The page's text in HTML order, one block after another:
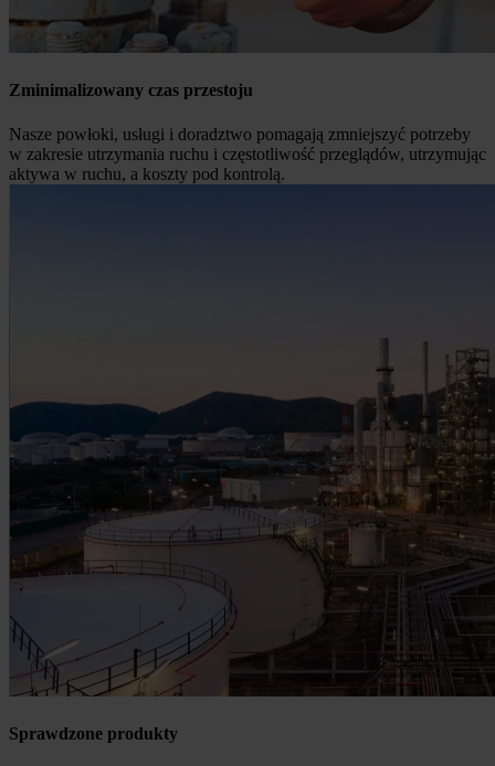
Zminimalizowany czas przestoju
Nasze powłoki, usługi i doradztwo pomagają zmniejszyć potrzeby
w zakresie utrzymania ruchu i częstotliwość przeglądów, utrzymując
aktywa w ruchu, a koszty pod kontrolą.
Sprawdzone produkty